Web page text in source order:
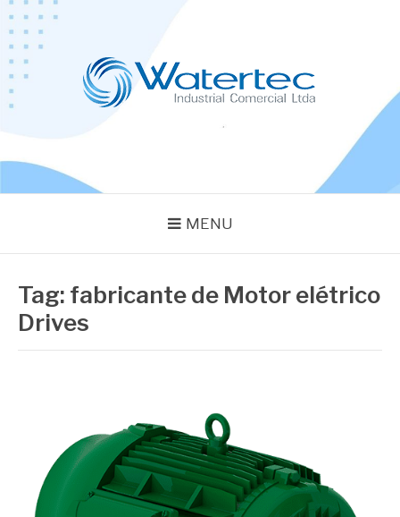
Pular
para
conteúdo
MENU
Tag: fabricante de Motor elétrico
Drives